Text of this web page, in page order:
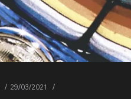
29/03/2021